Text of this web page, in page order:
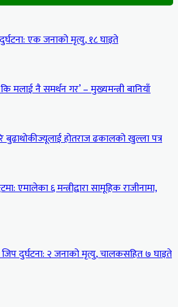
एक जनाको मृत्यु, १८ घाइते
मलाई नै समर्थन गर’ – मुख्यमन्त्री बानियाँ
बुढाथोकीज्यूलाई होतराज ढकालको खुल्ला पत्र
एमालेका ६ मन्त्रीद्वारा सामूहिक राजीनामा,
जिप दुर्घटना: २ जनाको मृत्यु, चालकसहित ७ घाइते